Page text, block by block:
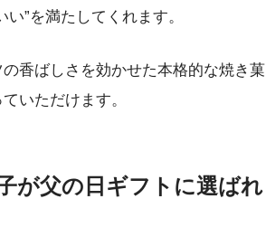
”を満たしてくれます。
香ばしさを効かせた本格的な焼き菓
いただけます。
が父の日ギフトに選ばれ